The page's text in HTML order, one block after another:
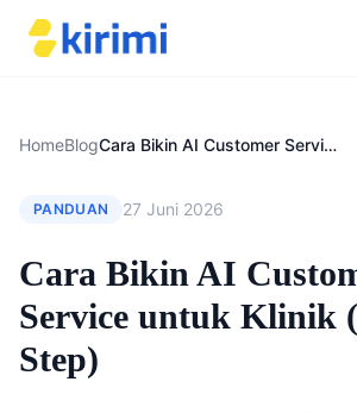
HomeBlog Cara Bikin AI Customer Service untuk Klinik (Step-by-Step)
PANDUAN 27 Juni 2026
Cara Bikin AI
Service untuk Klinik
Step)